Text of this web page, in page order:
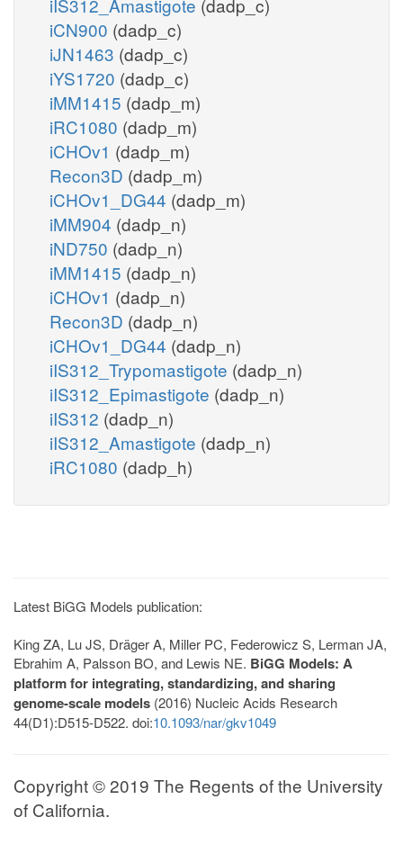
iCN900 (dadp_c)
iJN1463 (dadp_c)
iYS1720 (dadp_c)
iMM1415 (dadp_m)
iRC1080 (dadp_m)
iCHOv1 (dadp_m)
Recon3D (dadp_m)
iCHOv1_DG44 (dadp_m)
iMM904 (dadp_n)
iND750 (dadp_n)
iMM1415 (dadp_n)
iCHOv1 (dadp_n)
Recon3D (dadp_n)
iCHOv1_DG44 (dadp_n)
iIS312_Trypomastigote (dadp_n)
iIS312_Epimastigote (dadp_n)
iIS312 (dadp_n)
iIS312_Amastigote (dadp_n)
iRC1080 (dadp_h)
Latest BiGG Models publication:
King ZA, Lu JS, Dräger A, Miller PC, Federowicz S, Lerman JA,
Ebrahim A, Palsson BO, and Lewis NE. BiGG Models: A
platform for integrating, standardizing, and sharing
genome-scale models (2016) Nucleic Acids Research
44(D1):D515-D522. doi:10.1093/nar/gkv1049
Copyright © 2019 The Regents of the University
of California.